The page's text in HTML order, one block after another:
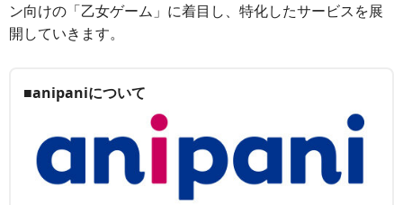
ン向けの「乙女ゲーム」に着目し、特化したサービスを展
開していきます。
■anipaniについて